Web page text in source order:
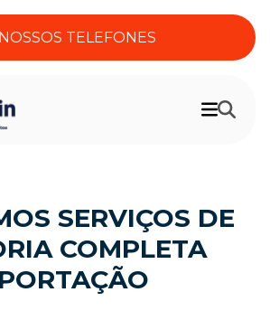
TELEFONES
SERVIÇOS DE
COMPLETA